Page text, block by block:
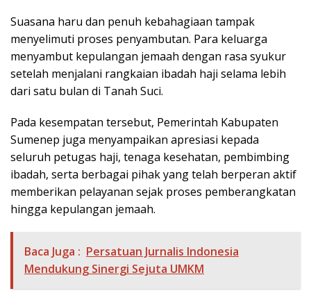
Suasana haru dan penuh kebahagiaan tampak
menyelimuti proses penyambutan. Para keluarga
menyambut kepulangan jemaah dengan rasa syukur
setelah menjalani rangkaian ibadah haji selama lebih
dari satu bulan di Tanah Suci.
Pada kesempatan tersebut, Pemerintah Kabupaten
Sumenep juga menyampaikan apresiasi kepada
seluruh petugas haji, tenaga kesehatan, pembimbing
ibadah, serta berbagai pihak yang telah berperan aktif
memberikan pelayanan sejak proses pemberangkatan
hingga kepulangan jemaah.
Baca Juga : Persatuan Jurnalis Indonesia
Mendukung Sinergi Sejuta UMKM